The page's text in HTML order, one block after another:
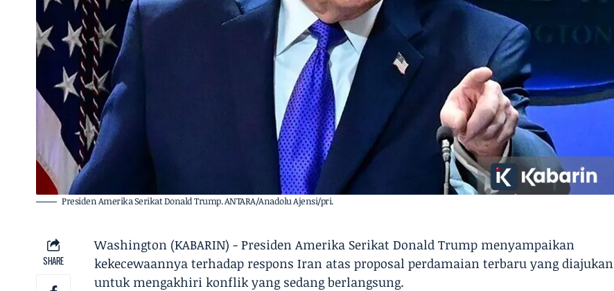
Presiden Amerika Serikat Donald Trump. ANTARA/Anadolu Ajensi/pri.
SHARE
Washington (KABARIN) - Presiden Amerika Serikat Donald Trump menyampaikan
kekecewaannya terhadap respons Iran atas proposal perdamaian terbaru yang diajukan
untuk mengakhiri konflik yang sedang berlangsung.